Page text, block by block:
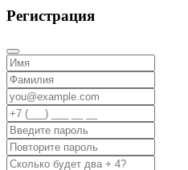
Регистрация